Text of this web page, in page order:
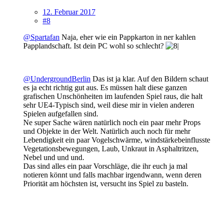
12. Februar 2017
#8
@Spartafan Naja, eher wie ein Pappkarton in ner kahlen
Papplandschaft. Ist dein PC wohl so schlecht?
@UndergroundBerlin Das ist ja klar. Auf den Bildern schaut
es ja echt richtig gut aus. Es müssen halt diese ganzen
grafischen Unschönheiten im laufenden Spiel raus, die halt
sehr UE4-Typisch sind, weil diese mir in vielen anderen
Spielen aufgefallen sind.
Ne super Sache wären natürlich noch ein paar mehr Props
und Objekte in der Welt. Natürlich auch noch für mehr
Lebendigkeit ein paar Vogelschwärme, windstärkebeinflusste
Vegetationsbewegungen, Laub, Unkraut in Asphaltritzen,
Nebel und und und.
Das sind alles ein paar Vorschläge, die ihr euch ja mal
notieren könnt und falls machbar irgendwann, wenn deren
Priorität am höchsten ist, versucht ins Spiel zu basteln.